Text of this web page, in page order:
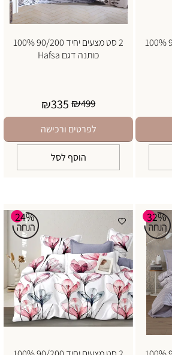
2 סט מצעים יחיד 90/200 100%
2 סט מצעים יחיד 90/200 100%
כותנה דגם Hafsa
₪499
₪335
לפרטים ורכישה
הוסף לסל
32%
24%